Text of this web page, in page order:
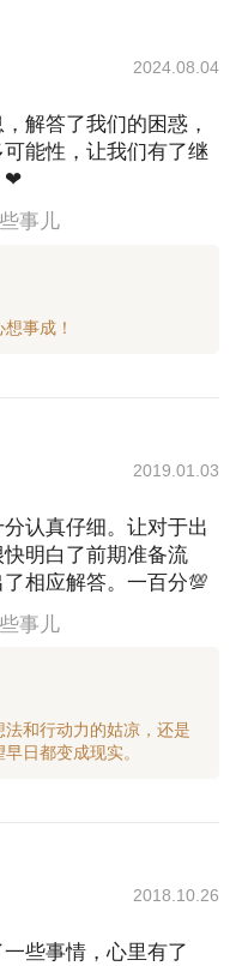
习方式建议与职业规划
的问题更具体化。毕
问题。请把您的问题
的准备，提升见面效
2024.08.04
解答了我们的困惑，
能性，让我们有了继
❤
事儿
2019.01.03
认真仔细。让对于出
明白了前期准备流
相应解答。一百分💯
事儿
和行动力的姑凉，还是
2018.10.26
些事情，心里有了